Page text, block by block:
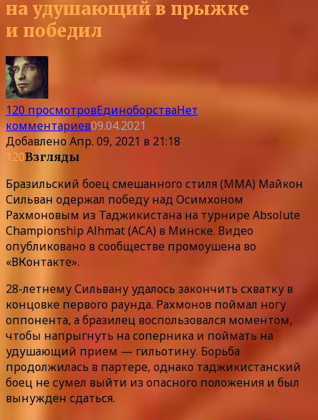
на удушающий в прыжке
и победил
120 просмотровЕдиноборстваНет
комментариев09.04.2021
ДобавленоАпр. 09, 2021 в 21:18
120Взгляды
Бразильский боец смешанного стиля (MMA) Майкон
Сильван одержал победу над Осимхоном
Рахмоновым из Таджикистана на турнире Absolute
Championship Alhmat (ACA) в Минске. Видео
опубликовано в сообществе промоушена во
«ВКонтакте».
28-летнему Сильвану удалось закончить схватку в
концовке первого раунда. Рахмонов поймал ногу
оппонента, а бразилец воспользовался моментом,
чтобы напрыгнуть на соперника и поймать на
удушающий прием — гильотину. Борьба
продолжилась в партере, однако таджикистанский
боец не сумел выйти из опасного положения и был
вынужден сдаться.